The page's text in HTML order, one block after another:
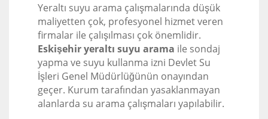
Yeraltı suyu arama çalışmalarında düşük
maliyetten çok, profesyonel hizmet veren
firmalar ile çalışılması çok önemlidir.
Eskişehir yeraltı suyu arama ile sondaj
yapma ve suyu kullanma izni Devlet Su
İşleri Genel Müdürlüğünün onayından
geçer. Kurum tarafından yasaklanmayan
alanlarda su arama çalışmaları yapılabilir.